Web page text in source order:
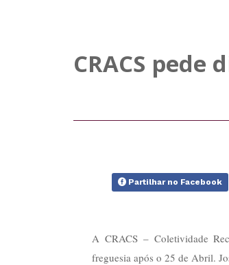
CRACS
Partilhar no Facebook
A CRACS – Coletividade
freguesia após o 25 de Abril.